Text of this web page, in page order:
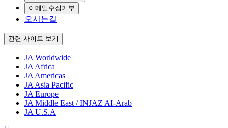
이메일수집거부
오시는길
관련 사이트 보기
JA Worldwide
JA Africa
JA Americas
JA Asia Pacific
JA Europe
JA Middle East / INJAZ AI-Arab
JA U.S.A